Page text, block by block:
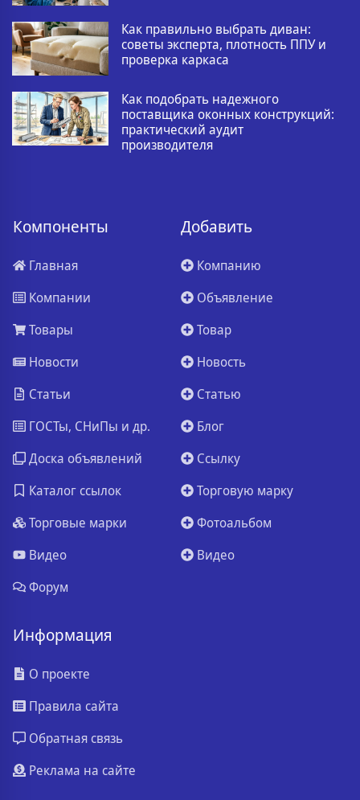
Как правильно выбрать диван:
советы эксперта, плотность ППУ и
проверка каркаса
Как подобрать надежного
поставщика оконных конструкций:
практический аудит
производителя
Компоненты
Главная
Компании
Товары
Новости
Статьи
ГОСТы, СНиПы и др.
Доска объявлений
Каталог ссылок
Торговые марки
Видео
Форум
Добавить
Компанию
Объявление
Товар
Новость
Статью
Блог
Ссылку
Торговую марку
Фотоальбом
Видео
Информация
О проекте
Правила сайта
Обратная связь
Реклама на сайте